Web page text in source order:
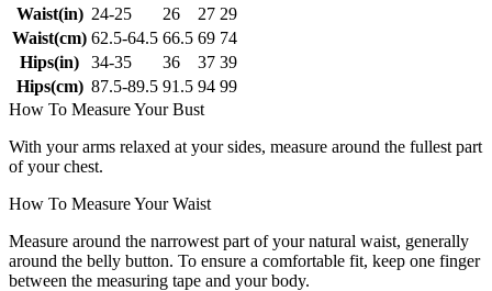
Waist(in) 24-25 26 27 29
Waist(cm) 62.5-64.5 66.5 69 74
Hips(in)
34-35 36 37 39
Hips(cm) 87.5-89.5 91.5 94 99
How To Measure Your Bust
With your arms relaxed at your sides, measure around the fullest part
of your chest.
How To Measure Your Waist
Measure around the narrowest part of your natural waist, generally
around the belly button. To ensure a comfortable fit, keep one finger
between the measuring tape and your body.